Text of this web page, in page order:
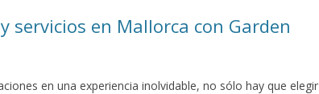
servicios en Mallorca con Garden
en una experiencia inolvidable, no sólo hay que elegir